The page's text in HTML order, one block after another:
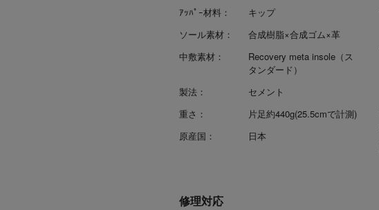
ｱｯﾊﾟｰ材料：
キップ
ソール素材：
合成樹脂×合成ゴム×革
中敷素材：
Recovery meta insole（ス
タンダード）
製法：
セメント
重さ：
片足約440g(25.5cmで計測)
原産国：
日本
修理対応